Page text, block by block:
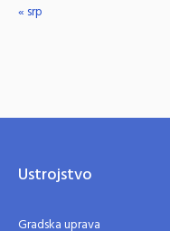
« srp
Ustrojstvo
Gradska uprava